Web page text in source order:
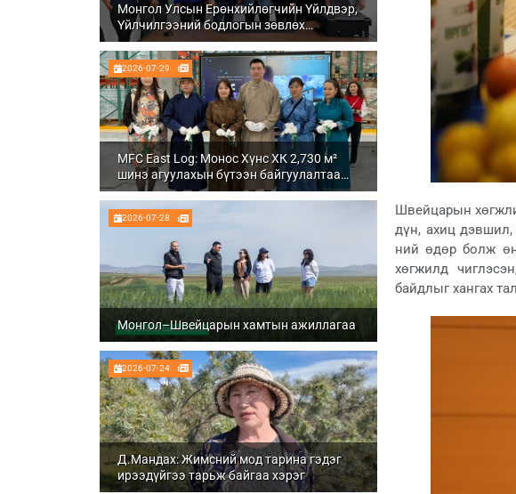
Монгол Улсын Ерөнхийлөгчийн Үйлдвэр,
Үйлчилгээний бодлогын зөвлөх
Ч.Даваабаяр Налайх дүүргийн
Үйлдвэрлэл, технологийн парк ХК болон
Налуу-Ухаа эдийн засгийн тусгай бүсэд
ажиллалаа
2026-07-29
MFC East Log: Монос Хүнс ХК 2,730 м²
шинэ агуулахын бүтээн байгуулалтаа
бүрэн дуусгаж, ашиглалтад орууллаа
2026-07-28
Монгол–Швейцарын хамтын ажиллагаа
2026-07-24
Д.Мандах: Жимсний мод тарина гэдэг
ирээдүйгээ тарьж байгаа хэрэг
Швейцарын
дүн, ахиц
ний өдөр болж
хөгжилд
байдлыг хангах